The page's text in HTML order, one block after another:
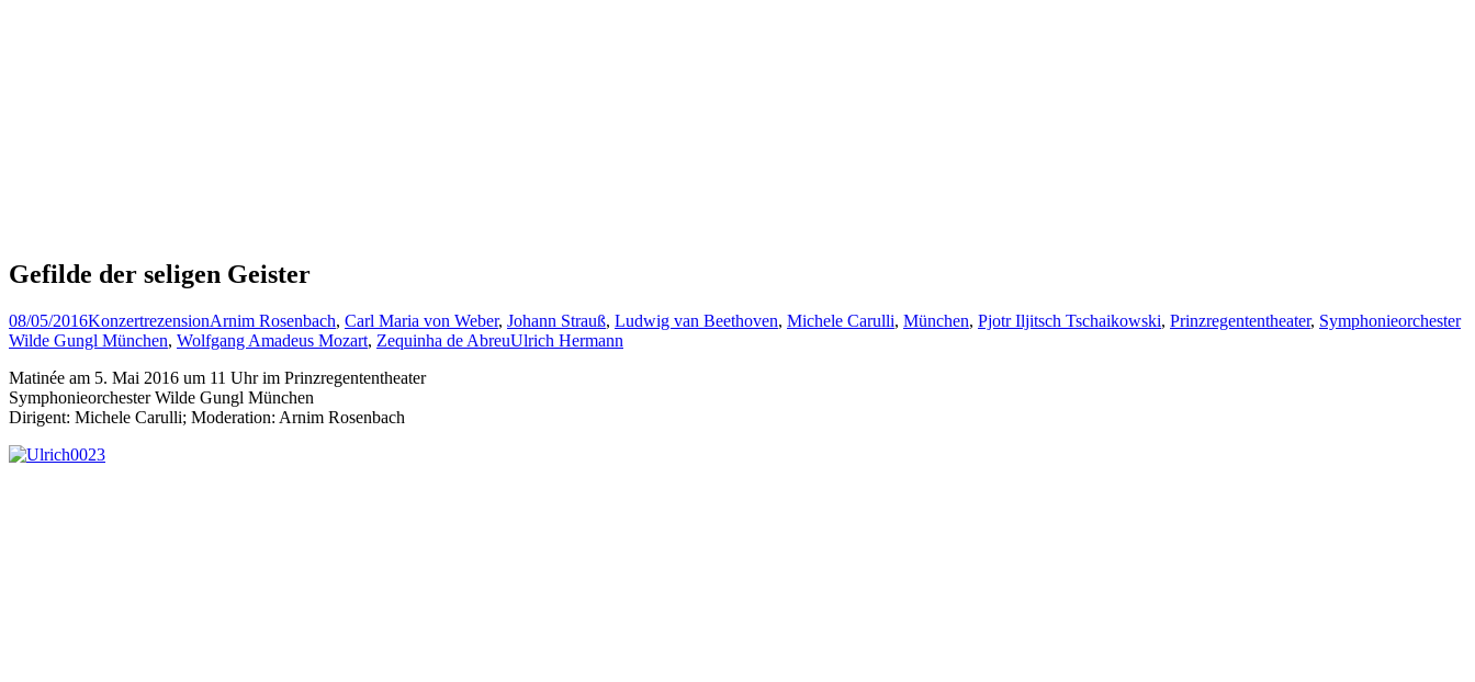
Gefilde der seligen Geister
08/05/2016KonzertrezensionArnim Rosenbach, Carl Maria von Weber, Johann Strauß, Ludwig van Beethoven, Michele Carulli, München, Pjotr Iljitsch Tschaikowski, Prinzregententheater, Symphonieorchester
Wilde Gungl München, Wolfgang Amadeus Mozart, Zequinha de AbreuUlrich Hermann
Matinée am 5. Mai 2016 um 11 Uhr im Prinzregententheater
Symphonieorchester Wilde Gungl München
Dirigent: Michele Carulli; Moderation: Arnim Rosenbach